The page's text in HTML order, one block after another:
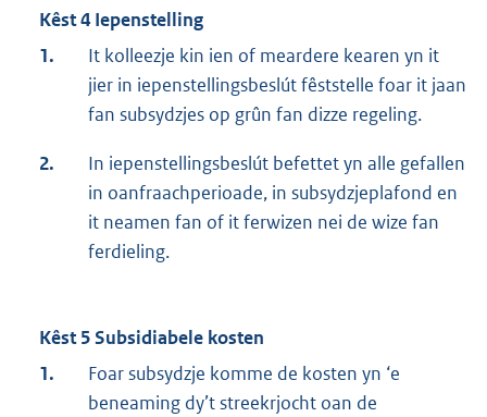
Kêst 4 Iepenstelling
1.
It kolleezje kin ien of meardere kearen yn it
jier in iepenstellingsbeslút fêststelle foar it jaan
fan subsydzjes op grûn fan dizze regeling.
2.
In iepenstellingsbeslút befettet yn alle gefallen
in oanfraachperioade, in subsydzjeplafond en
it neamen fan of it ferwizen nei de wize fan
ferdieling.
Kêst 5 Subsidiabele kosten
1.
Foar subsydzje komme de kosten yn ‘e
beneaming dy’t streekrjocht oan de